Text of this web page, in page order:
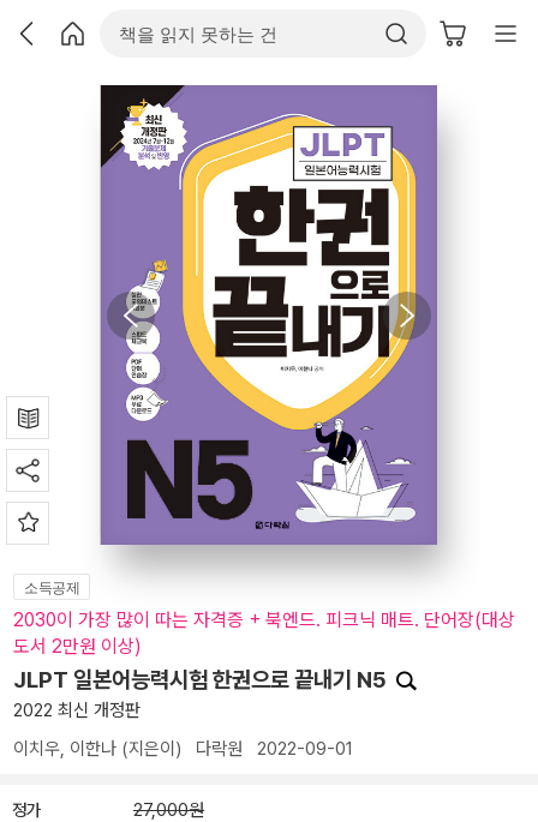
소득공제
2030이 가장 많이 따는 자격증 + 북엔드. 피크닉 매트. 단어장(대상
도서 2만원 이상)
JLPT 일본어능력시험 한권으로 끝내기 N5
2022 최신 개정판
이치우, 이한나 (지은이) 다락원 2022-09-01
정가 27,000원